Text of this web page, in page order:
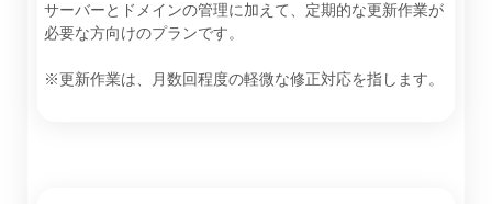
サーバーとドメインの管理に加えて、定期的な更新作業が
必要な方向けのプランです。
※更新作業は、月数回程度の軽微な修正対応を指します。